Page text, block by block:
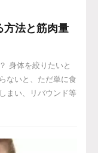
方法と筋肉量
身体を絞りたいと
ないと、ただ単に食
まい、リバウンド等